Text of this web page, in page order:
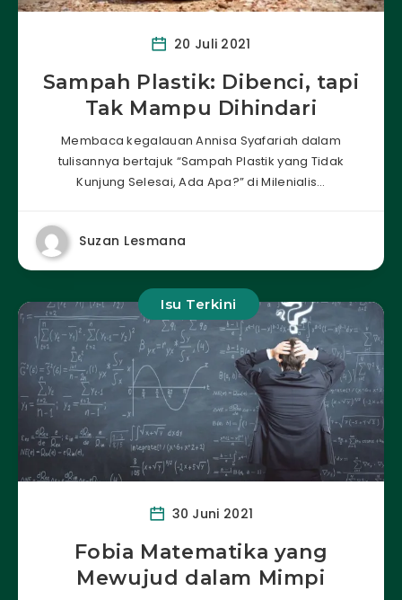
20 Juli 2021
Sampah Plastik: Dibenci, tapi
Tak Mampu Dihindari
Membaca kegalauan Annisa Syafariah dalam
tulisannya bertajuk “Sampah Plastik yang Tidak
Kunjung Selesai, Ada Apa?” di Milenialis…
Suzan Lesmana
Isu Terkini
30 Juni 2021
Fobia Matematika yang
Mewujud dalam Mimpi